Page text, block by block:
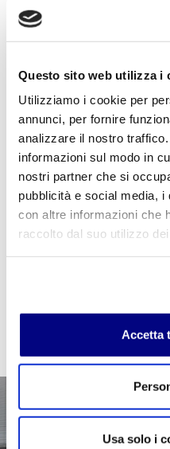
Questo sito web utilizza i
Utilizziamo i cookie per
annunci, per fornire
analizzare il nostro
informazioni sul modo in
nostri partner che si
pubblicità e social media, i
con altre informazioni che
raccolto dal suo utilizzo
Accetta
Usa solo i
Codice:
Modulo Primo
Agonistico - 3^INFO,
Se sei studente della
"CPVIDEOPILLOLA" in
il costo della VideoPillola